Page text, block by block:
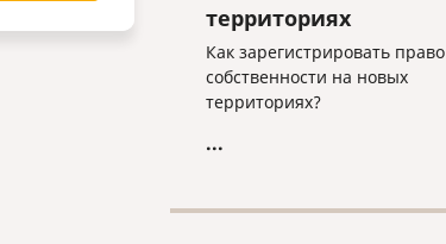
территориях
Как зарегистрировать право
собственности на новых
территориях?
...